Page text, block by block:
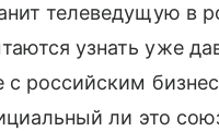
телеведущую в
узнать уже
с российским
ли это